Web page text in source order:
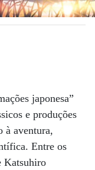
japonesa”
e produções
à aventura,
Entre os
Katsuhiro